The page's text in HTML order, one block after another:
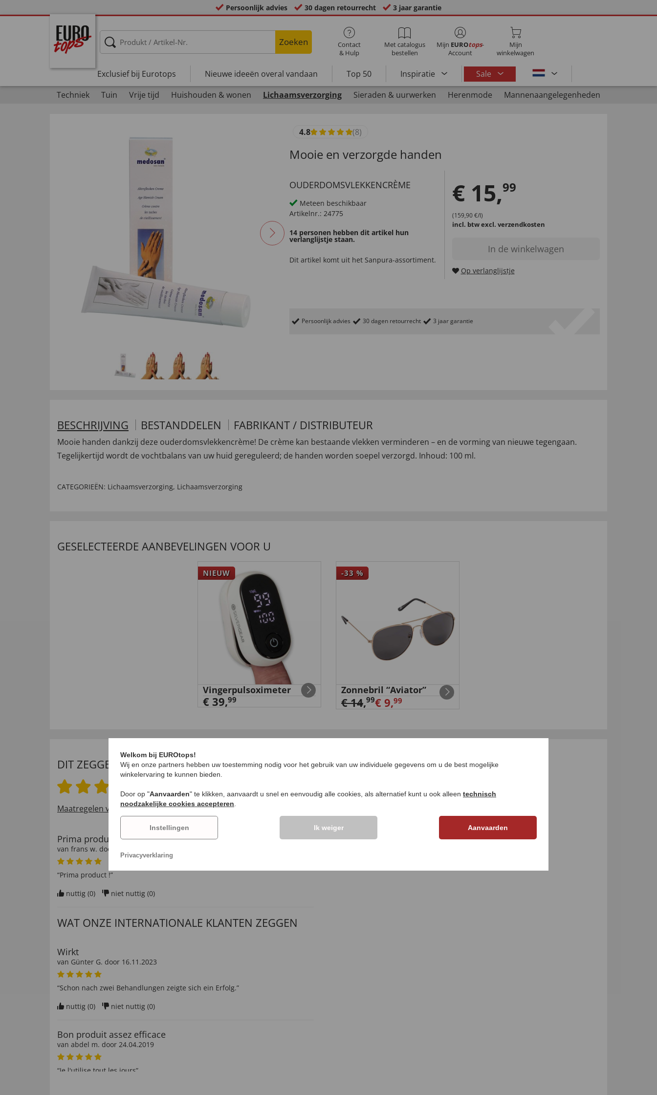
Persoonlijk advies 30 dagen retourrecht 3 jaar garantie
Zoeken
Contact
& Hulp
Met catalogus
bestellen
Mijn EUROtops-
Account
Mijn
winkelwagen
Exclusief bij Eurotops Nieuwe ideeën overal vandaan Top 50 Inspiratie
Sale
Techniek
Tuin Vrije tijd Huishouden & wonen Lichaamsverzorging Sieraden & uurwerken Herenmode Mannenaangelegenheden
4.8 (8)
Mooie en verzorgde handen
OUDERDOMSVLEKKENCRÈME
Meteen beschikbaar
Artikelnr.: 24775
14 personen hebben dit artikel hun
verlanglijstje staan.
Dit artikel komt uit het Sanpura-assortiment.
€ 15,99
(159,90 €/l)
incl. btwexcl. verzendkosten
In de winkelwagen
Op verlanglijstje
Persoonlijk advies 30 dagen retourrecht 3 jaar garantie
BESCHRIJVING BESTANDDELEN FABRIKANT / DISTRIBUTEUR
Mooie handen dankzij deze ouderdomsvlekkencrème! De crème kan bestaande vlekken verminderen – en de vorming van nieuwe tegengaan.
Tegelijkertijd wordt de vochtbalans van uw huid gereguleerd; de handen worden soepel verzorgd. Inhoud: 100 ml.
CATEGORIEËN: Lichaamsverzorging, Lichaamsverzorging
GESELECTEERDE AANBEVELINGEN VOOR U
NIEUW
Vingerpulsoximeter
€ 39,99
-33 %
Zonnebril “Aviator”
€ 14,99€ 9,99
DIT ZEGGEN ONZE KLANTEN
Maatregelen voor het verifiëren van beoordelingen >>
Prima product !
van frans w. door
“Prima product !”
nuttig (0) niet nuttig (0)
WAT ONZE INTERNATIONALE KLANTEN ZEGGEN
Wirkt
van Günter G. door 16.11.2023
“Schon nach zwei Behandlungen zeigte sich ein Erfolg.”
nuttig (0) niet nuttig (0)
Bon produit assez efficace
van abdel m. door 24.04.2019
“Je l'utilise tout les jours”
UW PRODUCTVRAGEN
Vraag stellen
Welkom bij EUROtops!
Wij en onze partners hebben uw toestemming nodig voor het gebruik van uw individuele gegevens om u de best mogelijke
winkelervaring te kunnen bieden.
Door op "Aanvaarden" te klikken, aanvaardt u snel en eenvoudig alle cookies, als alternatief kunt u ook alleen technisch
noodzakelijke cookies accepteren
Instellingen Ik weiger Aanvaarden
Privacyverklaring